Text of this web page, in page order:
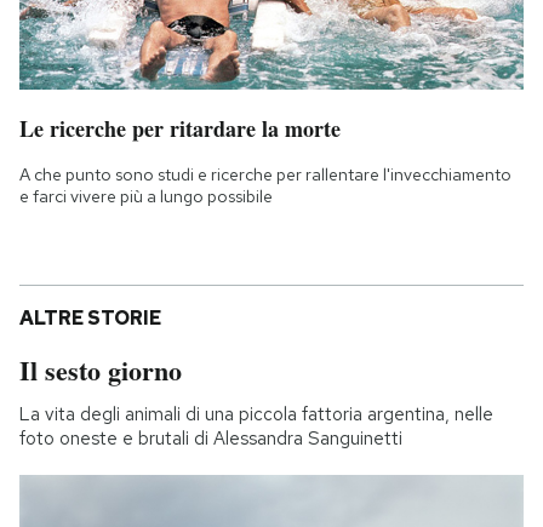
Le ricerche per ritardare la morte
A che punto sono studi e ricerche per rallentare l'invecchiamento
e farci vivere più a lungo possibile
ALTRE STORIE
Il sesto giorno
La vita degli animali di una piccola fattoria argentina, nelle
foto oneste e brutali di Alessandra Sanguinetti